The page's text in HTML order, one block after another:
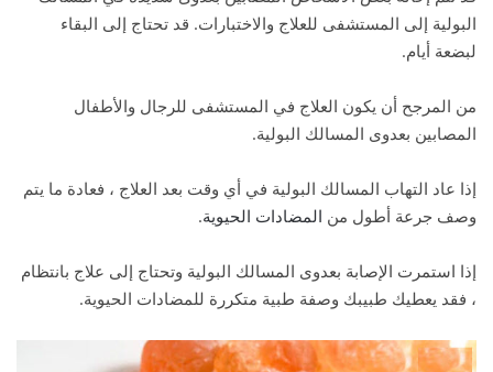
البولية إلى المستشفى للعلاج والاختبارات. قد تحتاج إلى البقاء
لبضعة أيام.
من المرجح أن يكون العلاج في المستشفى للرجال والأطفال
المصابين بعدوى المسالك البولية.
إذا عاد التهاب المسالك البولية في أي وقت بعد العلاج ، فعادة ما يتم
وصف جرعة أطول من المضادات الحيوية.
إذا استمرت الإصابة بعدوى المسالك البولية وتحتاج إلى علاج بانتظام
، فقد يعطيك طبيبك وصفة طبية متكررة للمضادات الحيوية.